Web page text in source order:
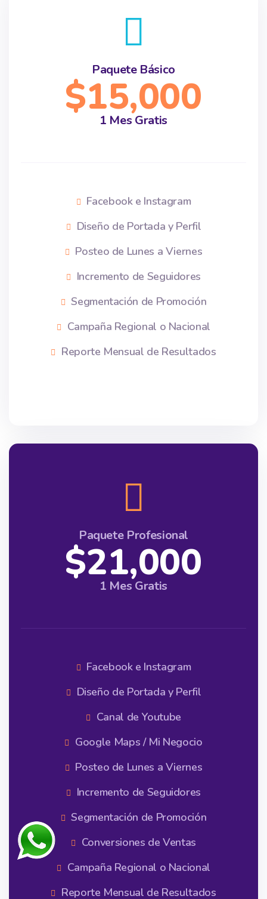
Paquete Básico
$15,000
1 Mes Gratis
Facebook e Instagram
Diseño de Portada y Perfil
Posteo de Lunes a Viernes
Incremento de Seguidores
Segmentación de Promoción
Campaña Regional o Nacional
Reporte Mensual de Resultados
Paquete Profesional
$21,000
1 Mes Gratis
Facebook e Instagram
Diseño de Portada y Perfil
Canal de Youtube
Google Maps / Mi Negocio
Posteo de Lunes a Viernes
Incremento de Seguidores
Segmentación de Promoción
Conversiones de Ventas
Campaña Regional o Nacional
Reporte Mensual de Resultados